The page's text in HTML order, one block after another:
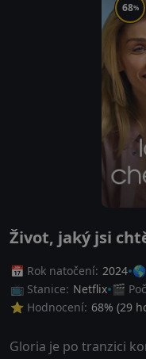
68%
Život, jaký jsi
📅 Rok natočení: 2024
📺 Stanice: Netflix 🎬
⭐ Hodnocení: 68% (29
Gloria je po tranzici